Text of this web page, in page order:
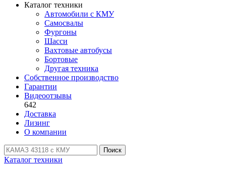
Каталог техники
Автомобили с КМУ
Самосвалы
Фургоны
Шасси
Вахтовые автобусы
Бортовые
Другая техника
Собственное производство
Гарантии
Видеоотзывы
642
Доставка
Лизинг
О компании
Поиск
Каталог техники